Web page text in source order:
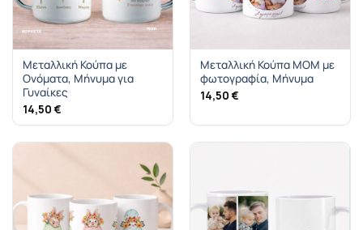
Μεταλλική Κούπα με
Ονόματα, Μήνυμα για
Γυναίκες
14,50 €
Μεταλλική Κούπα ΜΟΜ με
φωτογραφία, Μήνυμα
14,50 €